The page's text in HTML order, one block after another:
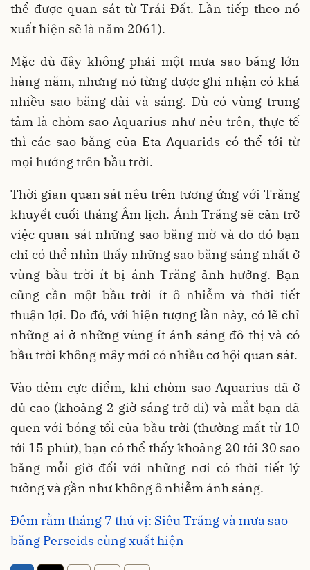
thể được quan sát từ Trái Đất. Lần tiếp theo nó
xuất hiện sẽ là năm 2061).
Mặc dù đây không phải một mưa sao băng lớn
hàng năm, nhưng nó từng được ghi nhận có khá
nhiều sao băng dài và sáng. Dù có vùng trung
tâm là chòm sao Aquarius như nêu trên, thực tế
thì các sao băng của Eta Aquarids có thể tới từ
mọi hướng trên bầu trời.
Thời gian quan sát nêu trên tương ứng với Trăng
khuyết cuối tháng Âm lịch. Ánh Trăng sẽ cản trở
việc quan sát những sao băng mờ và do đó bạn
chỉ có thể nhìn thấy những sao băng sáng nhất ở
vùng bầu trời ít bị ánh Trăng ảnh hưởng. Bạn
cũng cần một bầu trời ít ô nhiễm và thời tiết
thuận lợi. Do đó, với hiện tượng lần này, có lẽ chỉ
những ai ở những vùng ít ánh sáng đô thị và có
bầu trời không mây mới có nhiều cơ hội quan sát.
Vào đêm cực điểm, khi chòm sao Aquarius đã ở
đủ cao (khoảng 2 giờ sáng trở đi) và mắt bạn đã
quen với bóng tối của bầu trời (thường mất từ 10
tới 15 phút), bạn có thể thấy khoảng 20 tới 30 sao
băng mỗi giờ đối với những nơi có thời tiết lý
tưởng và gần như không ô nhiễm ánh sáng.
Đêm rằm tháng 7 thú vị: Siêu Trăng và mưa sao
băng Perseids cùng xuất hiện